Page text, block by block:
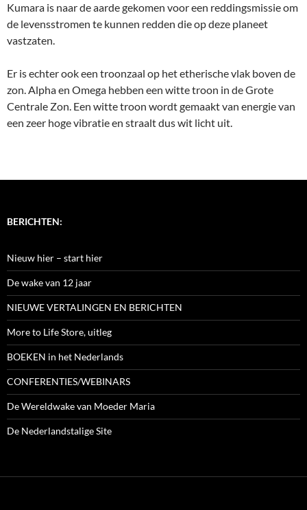
Kumara is naar de aarde gekomen voor een reddingsmissie om
de levensstromen te kunnen redden die op deze planeet
vastzaten.
Er is echter ook een troonzaal op het etherische vlak boven de
zon. Alpha en Omega hebben een witte troon in de Grote
Centrale Zon. Een witte troon wordt gemaakt van energie van
een zeer hoge vibratie en straalt dus wit licht uit.
BERICHTEN:
Nieuw hier – start hier
De wake van 12 jaar
NIEUWE VERTALINGEN EN BERICHTEN
More to Life Store, uitleg
BOEKEN in het Nederlands
CONFERENTIES/WEBINARS
De Wereldwake van Moeder Maria
De Nederlandstalige Site